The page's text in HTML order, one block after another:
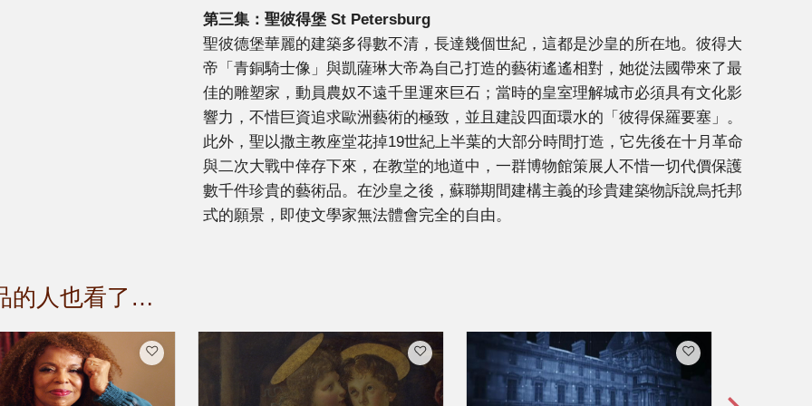
第三集： 聖彼得堡 St Petersburg
聖彼德堡華麗的建築多得數不清，長達幾個世紀，這都是沙皇的所在地。彼得大
帝「青銅騎士像」與凱薩琳大帝為自己打造的藝術遙遙相對，她從法國帶來了最
佳的雕塑家，動員農奴不遠千里運來巨石；當時的皇室理解城市必須具有文化影
響力，不惜巨資追求歐洲藝術的極致，並且建設四面環水的「彼得保羅要塞」。
此外，聖以撒主教座堂花掉19世紀上半葉的大部分時間打造，它先後在十月革命
與二次大戰中倖存下來，在教堂的地道中，一群博物館策展人不惜一切代價保護
數千件珍貴的藝術品。在沙皇之後，蘇聯期間建構主義的珍貴建築物訴說烏托邦
式的願景，即使文學家無法體會完全的自由。
的人也看了…